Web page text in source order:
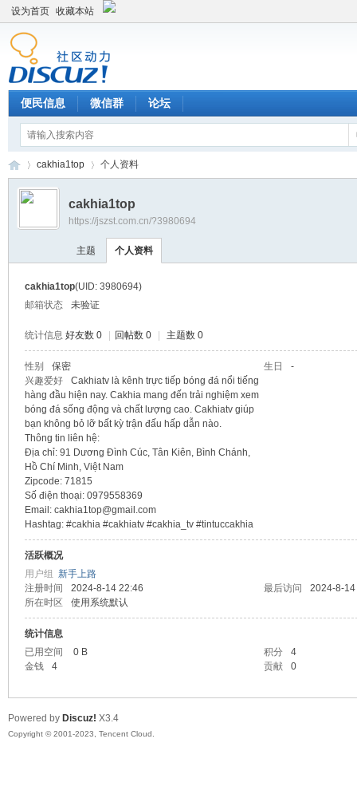
设为首页 收藏本站
便民信息 微信群 论坛
Bo
›
cakhia1top 个人资料
cakhia1top
https://jszst.com.cn/?3980694
主题 个人资料
cakhia1top(UID: 3980694)
邮箱状态
未验证
统计信息 好友数 0 回帖数 0 主题数 0
性别 保密 生日
-
兴趣爱好
Cakhiatv là kênh trực tiếp bóng đá nổi tiếng
hàng đầu hiện nay. Cakhia mang đến trải nghiệm xem
bóng đá sống động và chất lượng cao. Cakhiatv giúp
bạn không bỏ lỡ bất kỳ trận đấu hấp dẫn nào.
Thông tin liên hệ:
Địa chỉ: 91 Dương Đình Cúc, Tân Kiên, Bình Chánh,
Hồ Chí Minh, Việt Nam
Zipcode: 71815
Số điện thoại: 0979558369
Email: cakhia1top@gmail.com
Hashtag: #cakhia #cakhiatv #cakhia_tv #tintuccakhia
活跃概况
用户组 新手上路
注册时间
2024-8-14 22:46 最后访问
2024-8-
所在时区
使用系统默认
统计信息
已用空间
0 B 积分
4
金钱
4 贡献 0
Powered by Discuz! X3.4
Copyright © 2001-2023, Tencent Cloud.